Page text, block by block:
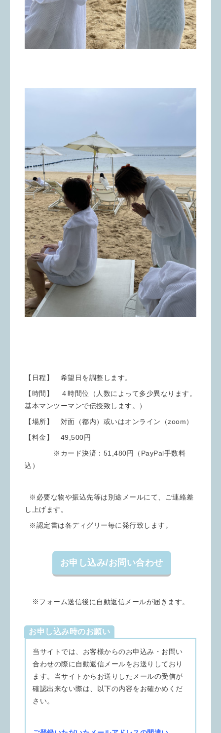
【日程】 希望日を調整します。
【時間】 ４時間位（人数によって多少異なります。
基本マンツーマンで伝授致します。）
【場所】 対面（都内）或いはオンライン（zoom）
【料金】 49,500円
※カード決済： 51,480円（PayPal手数料
込）
※必要な物や振込先等は別途メールにて、ご連絡差
し上げます。
※認定書は各ディグリー毎に発行致します。
お申し込み/お問い合わせ
※フォーム送信後に自動返信メールが届きます。
お申し込み時のお願い
当サイトでは、お客様からのお申込み・お問い
合わせの際に自動返信メールをお送りしており
ます。当サイトからお送りしたメールの受信が
確認出来ない際は、以下の内容をお確かめくだ
さい。